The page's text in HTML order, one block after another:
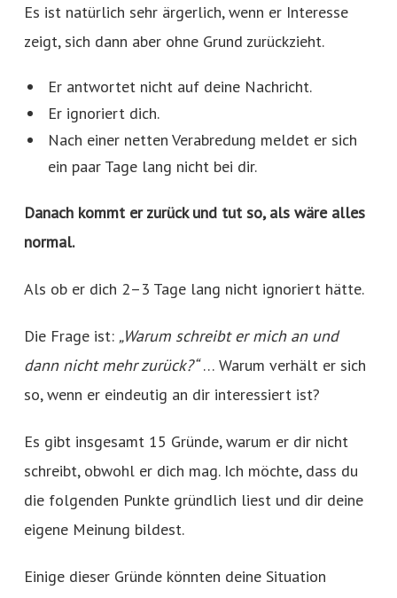
Es ist natürlich sehr ärgerlich, wenn er Interesse
zeigt, sich dann aber ohne Grund zurückzieht.
Er antwortet nicht auf deine Nachricht.
Er ignoriert dich.
Nach einer netten Verabredung meldet er sich
ein paar Tage lang nicht bei dir.
Danach kommt er zurück und tut so, als wäre alles
normal.
Als ob er dich 2–3 Tage lang nicht ignoriert hätte.
Die Frage ist: „Warum schreibt er mich an und
dann nicht mehr zurück?“… Warum verhält er sich
so, wenn er eindeutig an dir interessiert ist?
Es gibt insgesamt 15 Gründe, warum er dir nicht
schreibt, obwohl er dich mag. Ich möchte, dass du
die folgenden Punkte gründlich liest und dir deine
eigene Meinung bildest.
Einige dieser Gründe könnten deine Situation